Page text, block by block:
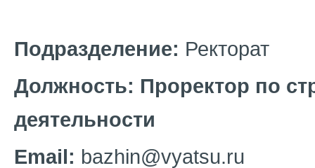
Подразделение: Ректорат
Должность: Проректор по
деятельности
Email: bazhin@vyatsu.ru